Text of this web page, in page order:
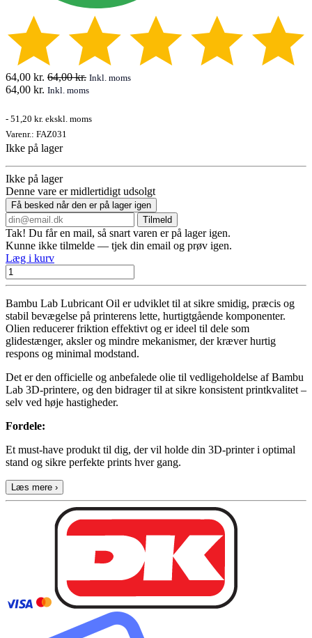
64,00 kr. 64,00kr. Inkl. moms
64,00 kr. Inkl. moms
- 51,20 kr. ekskl. moms
Varenr.: FAZ031
Ikke på lager
Ikke på lager
Denne vare er midlertidigt udsolgt
Få besked når den er på lager igen
Tilmeld
Tak! Du får en mail, så snart varen er på lager igen.
Kunne ikke tilmelde — tjek din email og prøv igen.
Læg i kurv
Bambu Lab Lubricant Oil er udviklet til at sikre smidig, præcis og
stabil bevægelse på printerens lette, hurtigtgående komponenter.
Olien reducerer friktion effektivt og er ideel til dele som
glidestænger, aksler og mindre mekanismer, der kræver hurtig
respons og minimal modstand.
Det er den officielle og anbefalede olie til vedligeholdelse af Bambu
Lab 3D-printere, og den bidrager til at sikre konsistent printkvalitet –
selv ved høje hastigheder.
Fordele:
Et must-have produkt til dig, der vil holde din 3D-printer i optimal
stand og sikre perfekte prints hver gang.
Læs mere ›